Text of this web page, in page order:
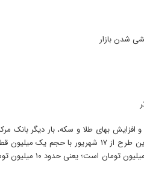
شدن بازار
افزایش بهای طلا و سکه، بار دیگر
است، چهارمین مرحله این طرح از ۱۷